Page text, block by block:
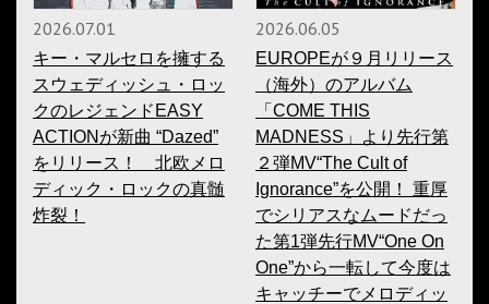
2026.07.01
キー・マルセロを擁する
スウェディッシュ・ロッ
クのレジェンドEASY
ACTIONが新曲 “Dazed”
をリリース！ 北欧メロ
ディック・ロックの真髄
炸裂！
2026.06.05
EUROPEが９月リリース
（海外）のアルバム
「COME THIS
MADNESS」より先行第
２弾MV“The Cult of
Ignorance”を公開！ 重厚
でシリアスなムードだっ
た第1弾先行MV“One On
One”から一転して今度は
キャッチーでメロディッ